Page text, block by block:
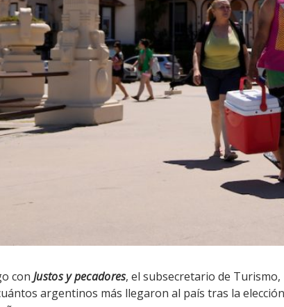
con Justos y pecadores, el subsecretario de
argentinos más llegaron al país tras la